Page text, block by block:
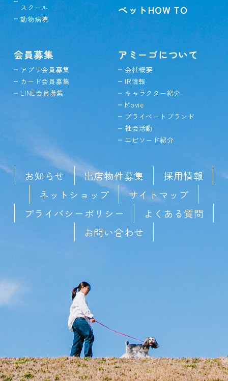
スクール
動物病院
ペットHOW TO
会員募集
アプリ会員募集
カード会員募集
LINE会員募集
アミーゴについて
会社概要
IR情報
キャラクター紹介
Movie
プライベートブランド
社会活動
エピソード紹介
お知らせ 出店物件募集
採用情報
ネットショップ
サイトマップ
プライバシーポリシー
よくある質問
お問い合わせ